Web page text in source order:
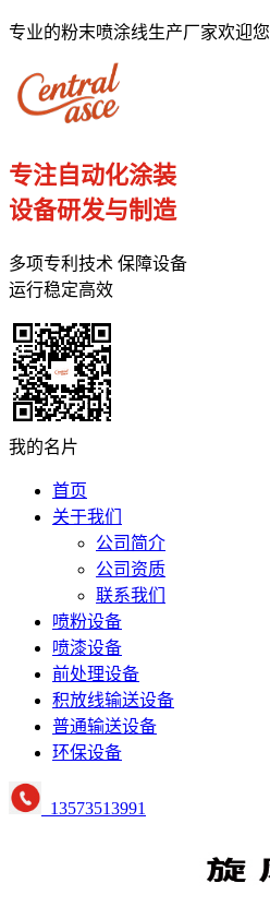
专业的粉末喷涂线生产厂家欢迎您
专注自动化涂装
设备研发与制造
多项专利技术 保障设备
运行稳定高效
我的名片
首页
关于我们
公司简介
公司资质
联系我们
喷粉设备
喷漆设备
前处理设备
积放线输送设备
普通输送设备
环保设备
13573513991